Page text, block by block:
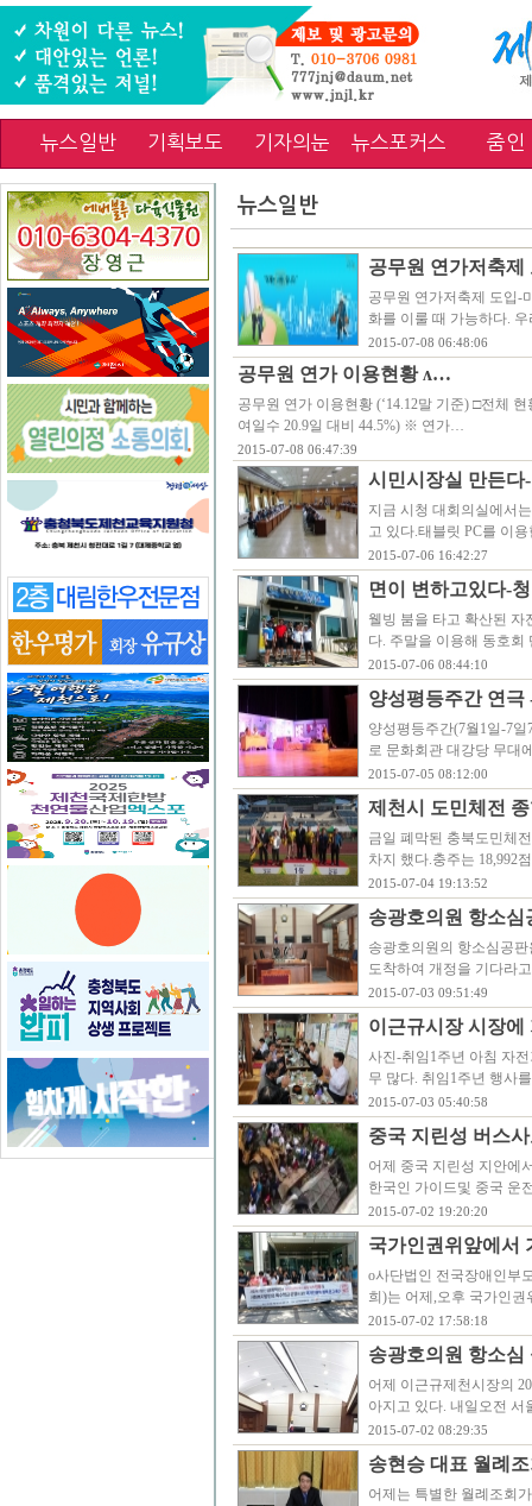
뉴스일반 기획보도 기자의눈 뉴스포커스 줌인
뉴스일반
공무원 연가저축제
공무원 연가저축제 도입-
화를 이룰 때 가능하다.
2015-07-08 06:48:06
공무원 연가 이용현황 ʌ…
공무원 연가 이용현황 (‘14.12말 기준) □전체
여일수 20.9일 대비 44.5%) ※ 연가…
2015-07-08 06:47:39
시민시장실 만든다
지금 시청 대회의실에서
고 있다.태블릿 PC를 이
2015-07-06 16:42:27
면이 변하고있다-
웰빙 붐을 타고 확산된 자
다. 주말을 이용해 동호
2015-07-06 08:44:10
양성평등주간 연
양성평등주간(7월1일-7
로 문화회관 대강당 무대
2015-07-05 08:12:00
제천시 도민체전
금일 폐막된 충북도민체
차지 했다.충주는 18,992
2015-07-04 19:13:52
송광호의원 항소심
송광호의원의 항소심공
도착하여 개정을 기다라
2015-07-03 09:51:49
이근규시장 시장에
사진-취임1주년 아침 자
무 많다. 취임1주년 행사
2015-07-03 05:40:58
중국 지린성 버스
어제 중국 지린성 지안에
한국인 가이드및 중국 운
2015-07-02 19:20:20
국가인권위앞에서
o사단법인 전국장애인부
희)는 어제,오후 국가인
2015-07-02 17:58:18
송광호의원 항소심
어제 이근규제천시장의
아지고 있다. 내일오전
2015-07-02 08:29:35
송현승 대표 월례
어제는 특별한 월례조회